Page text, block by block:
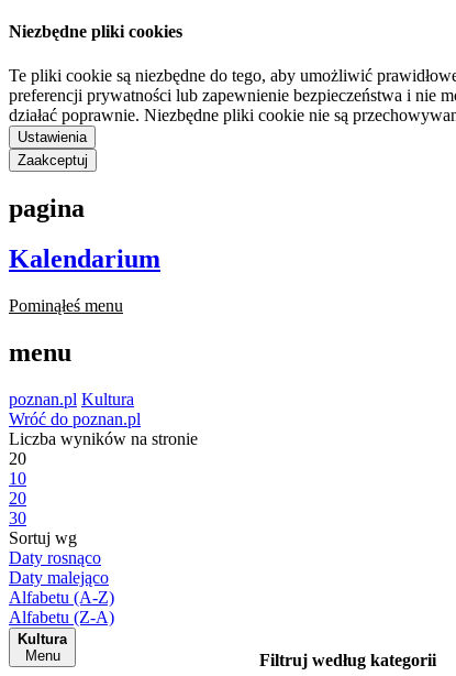
Niezbędne pliki cookies
Te pliki cookie są niezbędne do tego, aby umożliwić
preferencji prywatności lub zapewnienie bezpieczeństwa i nie
działać poprawnie. Niezbędne pliki cookie nie są
Ustawienia
Zaakceptuj
pagina
Kalendarium
Pominąłeś menu
menu
poznan.pl Kultura
Wróć do poznan.pl
Liczba wyników na stronie
20
10
20
30
Sortuj wg
Daty rosnąco
Daty malejąco
Alfabetu (A-Z)
Alfabetu (Z-A)
Kultura
Menu
Filtruj według kategorii